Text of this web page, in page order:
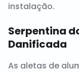
instalação.
Serpentina
Danificada
As aletas de